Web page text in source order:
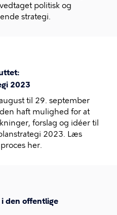
politisk og
strategi.
2023
til 29. september
haft mulighed for at
forslag og idéer til
2023. Læs
her.
den offentlige